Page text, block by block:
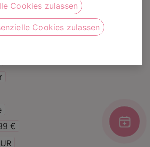
€
Cookies zulassen
Cookies zulassen